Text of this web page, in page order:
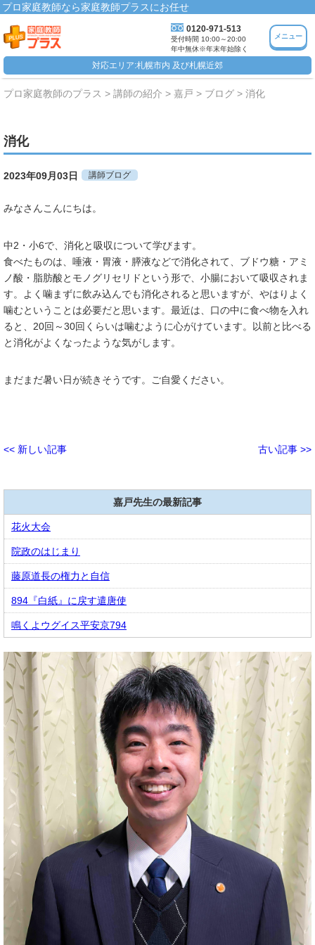
プロ家庭教師なら家庭教師プラスにお任せ
0120-971-513
受付時間 10:00～20:00
年中無休※年末年始除く
メニュー
対応エリア:札幌市内 及び札幌近郊
プロ家庭教師のプラス 講師の紹介 嘉戸 ブログ 消化
消化
2023年09月03日 講師ブログ
みなさんこんにちは。
中2・小6で、消化と吸収について学びます。
食べたものは、唾液・胃液・膵液などで消化されて、ブドウ糖・アミ
ノ酸・脂肪酸とモノグリセリドという形で、小腸において吸収されま
す。よく噛まずに飲み込んでも消化されると思いますが、やはりよく
噛むということは必要だと思います。最近は、口の中に食べ物を入れ
ると、20回～30回くらいは噛むように心がけています。以前と比べる
と消化がよくなったような気がします。
まだまだ暑い日が続きそうです。ご自愛ください。
古い記事 >>
<< 新しい記事
嘉戸先生の最新記事
花火大会
院政のはじまり
藤原道長の権力と自信
894『白紙』に戻す遣唐使
鳴くよウグイス平安京794